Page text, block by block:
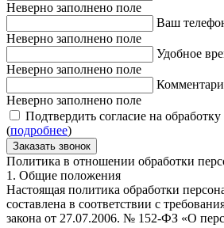
Неверно заполнено поле
Ваш
Неверно заполнено поле
Удобное
Неверно заполнено поле
Неверно заполнено поле
Подтвердить согласие на
(подробнее)
Политика в отношении обработки
1. Общие положения
Настоящая политика обработки
составлена в соответствии с
закона от 27.07.2006. № 152-ФЗ «О